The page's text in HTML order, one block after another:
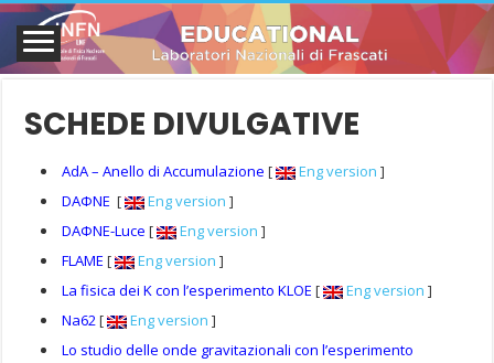
SCHEDE DIVULGATIVE
AdA – Anello di Accumulazione [ Eng version ]
DAΦNE [ Eng version ]
DAΦNE-Luce [ Eng version ]
FLAME [ Eng version ]
La fisica dei K con l’esperimento KLOE [ Eng version ]
Na62[ Eng version ]
Lo studio delle onde gravitazionali con l’esperimento